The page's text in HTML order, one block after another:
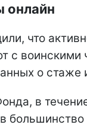
онлайн
что
с воинскими
о стаже
в
большинство